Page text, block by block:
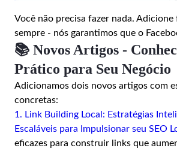
Você não precisa fazer nada.
sempre - nós garantimos que o
📚 Novos Artigos -
Prático para Seu Negócio
Adicionamos dois novos artigos com
concretas:
1. Link Building Local: Estratégias
Escaláveis para Impulsionar seu SEO
eficazes para construir links que